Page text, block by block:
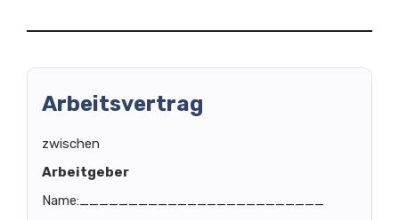
Arbeitsvertrag
zwischen
Arbeitgeber
Name:_________________________